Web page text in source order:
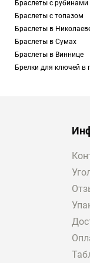
Браслеты с рубинами
Браслеты с топазом
Браслеты в
Браслеты в Сумах
Браслеты в Виннице
Брелки для ключей в